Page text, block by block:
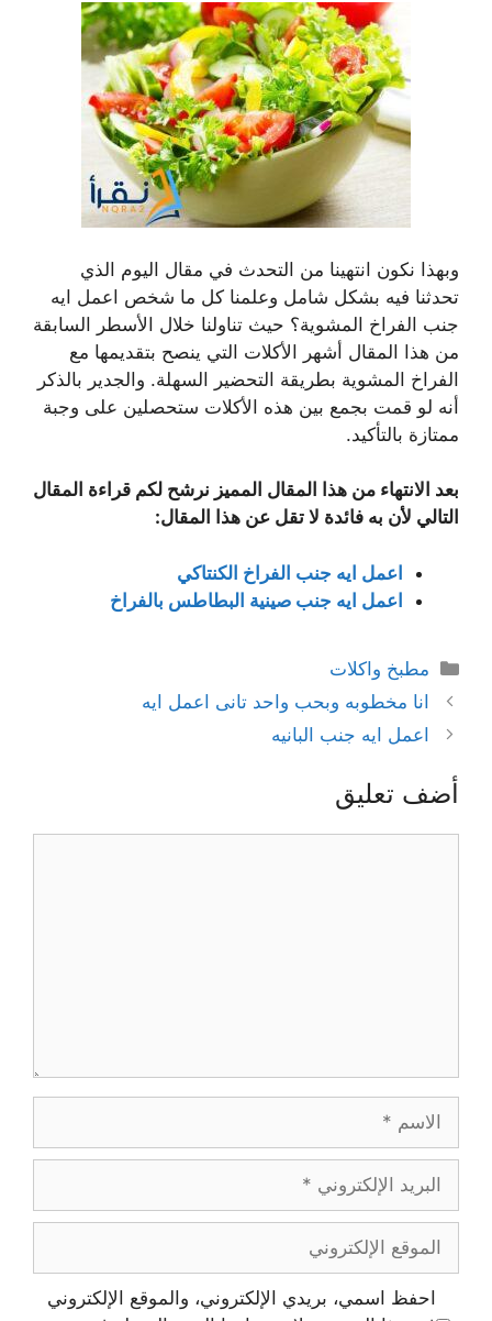
وبهذا نكون انتهينا من التحدث في مقال اليوم الذي
تحدثنا فيه بشكل شامل وعلمنا كل ما شخص اعمل ايه
جنب الفراخ المشوية؟ حيث تناولنا خلال الأسطر السابقة
من هذا المقال أشهر الأكلات التي ينصح بتقديمها مع
الفراخ المشوية بطريقة التحضير السهلة. والجدير بالذكر
أنه لو قمت بجمع بين هذه الأكلات ستحصلين على وجبة
ممتازة بالتأكيد.
بعد الانتهاء من هذا المقال المميز نرشح لكم قراءة المقال
التالي لأن به فائدة لا تقل عن هذا المقال:
اعمل ايه جنب الفراخ الكنتاكي
اعمل ايه جنب صينية البطاطس بالفراخ
التصنيفات
مطبخ واكلات
انا مخطوبه وبحب واحد تانى اعمل ايه
اعمل ايه جنب البانيه
أضف تعليق
الاسم
البريد
الإلكتروني
الموقع
الإلكتروني
احفظ اسمي، بريدي الإلكتروني، والموقع الإلكتروني